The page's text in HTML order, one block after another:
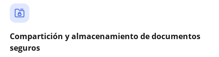
Compartición y almacenamiento de documentos
seguros